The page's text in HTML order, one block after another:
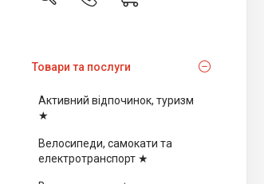
Товари та послуги
Активний відпочинок, туризм
★
Велосипеди, самокати та
електротранспорт ★